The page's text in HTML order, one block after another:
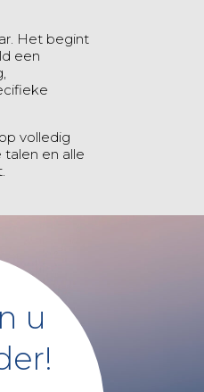
Het begint
een
volledig
en alle
u